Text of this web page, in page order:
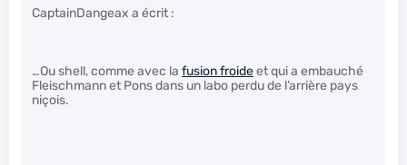
CaptainDangeax a écrit :
…Ou shell, comme avec la fusion froideet qui a embauché
Fleischmann et Pons dans un labo perdu de l’arrière pays
niçois.